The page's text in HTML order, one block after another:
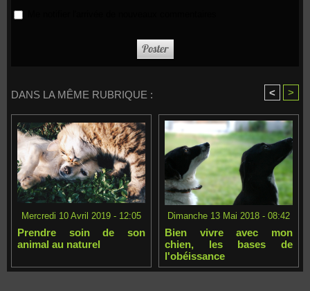
DANS LA MÊME RUBRIQUE : < >
Mercredi 10 Avril 2019 - 12:05
Prendre soin de son
animal au naturel
Dimanche 13 Mai 2018 - 08:42
Bien vivre avec mon
chien, les bases de
l'obéissance